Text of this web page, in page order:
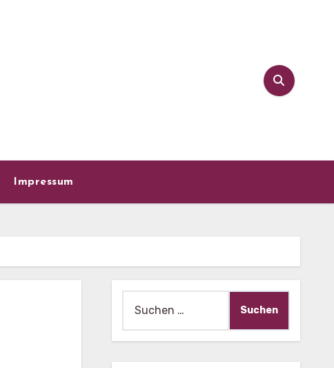
Impressum
nach: